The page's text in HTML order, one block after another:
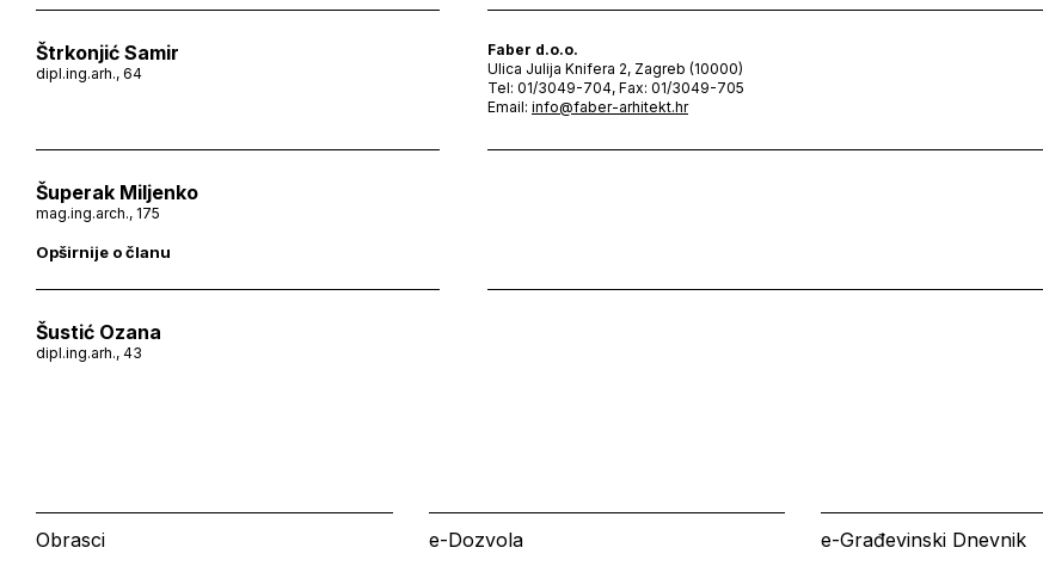
Štrkonjić Samir
dipl.ing.arh., 64
Faber d.o.o.
Ulica Julija Knifera 2, Zagreb (10000)
Tel: 01/3049-704, Fax: 01/3049-705
Email: info@faber-arhitekt.hr
Šuperak Miljenko
mag.ing.arch., 175
Opširnije o članu
Šustić Ozana
dipl.ing.arh., 43
Obrasci e-Dozvola e-Građevinski Dnevnik